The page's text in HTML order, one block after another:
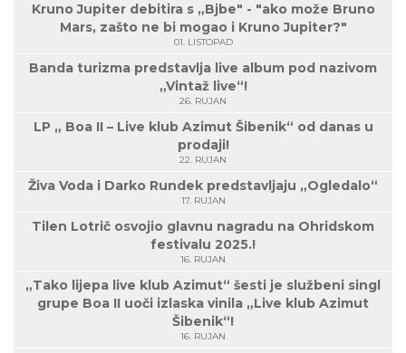
Kruno Jupiter debitira s „Bjbe" - "ako može Bruno
Mars, zašto ne bi mogao i Kruno Jupiter?"
01. LISTOPAD
Banda turizma predstavlja live album pod nazivom
„Vintaž live“!
26. RUJAN
LP „ Boa II – Live klub Azimut Šibenik“ od danas u
prodaji!
22. RUJAN
Živa Voda i Darko Rundek predstavljaju „Ogledalo“
17. RUJAN
Tilen Lotrič osvojio glavnu nagradu na Ohridskom
festivalu 2025.!
16. RUJAN
„Tako lijepa live klub Azimut“ šesti je službeni singl
grupe Boa II uoči izlaska vinila „Live klub Azimut
Šibenik“!
16. RUJAN